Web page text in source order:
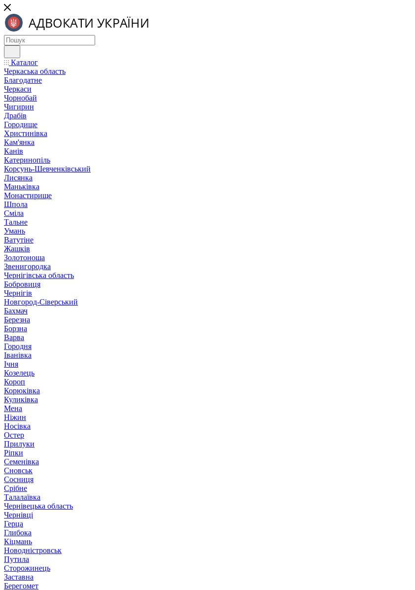
Каталог
Черкаська область
Благодатне
Черкаси
Чорнобай
Чигирин
Драбів
Городище
Христинівка
Кам'янка
Канів
Катеринопіль
Корсунь-Шевченківський
Лисянка
Маньківка
Монастирище
Шпола
Сміла
Тальне
Умань
Ватутіне
Жашків
Золотоноша
Звенигородка
Чернігівська область
Бобровиця
Чернігів
Новгород-Сіверський
Бахмач
Березна
Борзна
Варва
Городня
Іванівка
Ічня
Козелець
Короп
Корюківка
Куликівка
Мена
Ніжин
Носівка
Остер
Прилуки
Ріпки
Семенівка
Сновськ
Сосниця
Срібне
Талалаївка
Чернівецька область
Чернівці
Герца
Глибока
Кіцмань
Новодністровськ
Путила
Сторожинець
Заставна
Берегомет